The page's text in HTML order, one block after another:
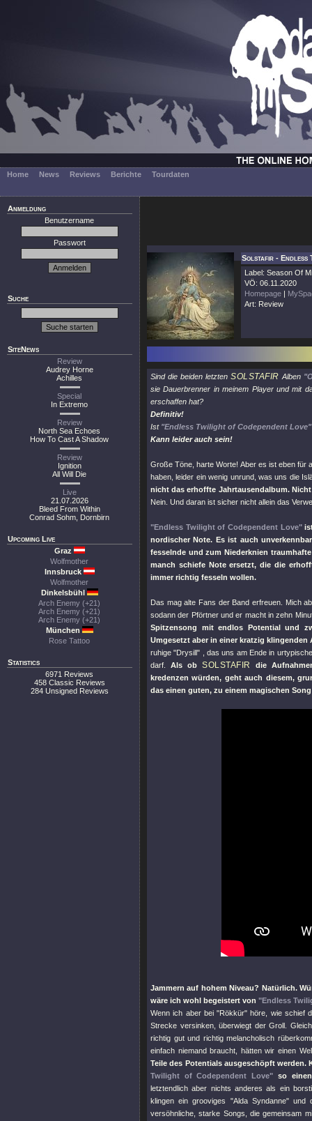
Home News Reviews Berichte Tourdaten
Anmeldung
Benutzername
Passwort
Suche
SiteNews
Review
Audrey Horne
Achilles
Special
In Extremo
Review
North Sea Echoes
How To Cast A Shadow
Review
Ignition
All Will Die
Live
21.07.2026
Bleed From Within
Conrad Sohm, Dornbirn
Upcoming Live
Graz
Wolfmother
Innsbruck
Wolfmother
Dinkelsbühl
Arch Enemy (+21)
Arch Enemy (+21)
Arch Enemy (+21)
München
Rose Tattoo
Statistics
6971 Reviews
458 Classic Reviews
284 Unsigned Reviews
Solstafir - Endless
Label: Season Of
VÖ: 06.11.2020
Homepage |
Art: Review
Sind die beiden letztenSOLSTAFIR Alben
sie Dauerbrenner in meinem Player und mit
erschaffen hat?
Definitiv!
Ist "Endless Twilight of Codependent Love"
Kann leider auch sein!
Große Töne, harte Worte! Aber es ist eben für
haben, leider ein wenig unrund, was uns die
nicht das erhoffte Jahrtausendalbum.
Nein. Und daran ist sicher nicht allein das
"Endless Twilight of Codependent Love"ist
nordischer Note. Es ist auch
fesselnde und zum Niederknien
manch schiefe Note ersetzt, die die
immer richtig fesseln wollen.
Das mag alte Fans der Band erfreuen. Mich
sodann der Pförtner und er macht in zehn
Spitzensong mit endlos Potential und
Umgesetzt aber in einer kratzig
ruhige"Drysill" , das uns am Ende in
darf.Als obSOLSTAFIR
die
kredenzen würden, geht auch diesem,
das einen guten, zu einem magischen
Jammern auf hohem Niveau? Natürlich.
wäre ich wohl begeistert von "Endless
Wenn ich aber bei"Rökkür" höre, wie schief
Strecke versinken, überwiegt der Groll.
richtig gut und richtig melancholisch
einfach niemand braucht, hätten wir einen
Teile des Potentials ausgeschöpft werden.
Twilight of Codependent Love" so
letztendlich aber nichts anderes als ein
klingen ein grooviges "Alda Syndanne"und
versöhnliche, starke Songs, die gemeinsam